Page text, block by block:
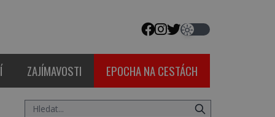
ZAJÍMAVOSTI EPOCHA NA CESTÁCH